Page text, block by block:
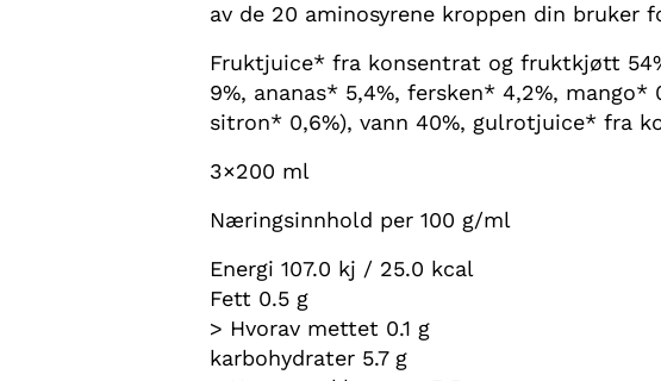
av de 20 aminosyrene kroppen din bruker
Fruktjuice* fra konsentrat og fruktkjøtt
9%, ananas* 5,4%, fersken* 4,2%,
sitron* 0,6%), vann 40%, gulrotjuice* fra
3×200 ml
Næringsinnhold per 100 g/ml
Energi 107.0 kj / 25.0 kcal
Fett 0.5 g
> Hvorav mettet 0.1 g
karbohydrater 5.7 g